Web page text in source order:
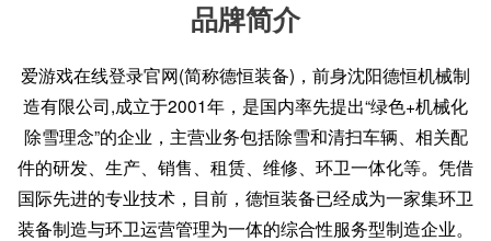
品牌简介
爱游戏在线登录官网(简称德恒装备)，前身沈阳德恒机械制
造有限公司,成立于2001年，是国内率先提出“绿色+机械化
除雪理念”的企业，主营业务包括除雪和清扫车辆、相关配
件的研发、生产、销售、租赁、维修、环卫一体化等。凭借
国际先进的专业技术，目前，德恒装备已经成为一家集环卫
装备制造与环卫运营管理为一体的综合性服务型制造企业。